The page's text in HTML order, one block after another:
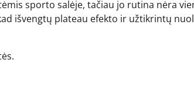
sporto salėje, tačiau jo rutina nėra
išvengtų plateau efekto ir užtikrintų